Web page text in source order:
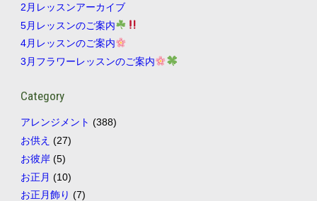
2月レッスンアーカイブ
5月レッスンのご案内
4月レッスンのご案内
3月フラワーレッスンのご案内
Category
アレンジメント (388)
お供え (27)
お彼岸(5)
お正月 (10)
お正月飾り (7)